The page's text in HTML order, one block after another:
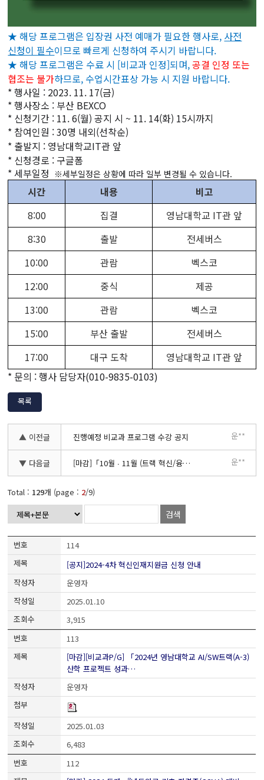
★ 해당 프로그램은 입장권 사전 예매가 필요한 행사로, 사전
신청이 필수이므로 빠르게 신청하여 주시기 바랍니다.
★ 해당 프로그램은 수료 시 [비교과 인정]되며,공결 인정 또는
협조는 불가하므로, 수업시간표상 가능 시 지원 바랍니다.
*행사일 : 2023. 11. 17(금)
*행사장소 : 부산 BEXCO
* 신청기간 : 11. 6(월) 공지 시 ~ 11. 14(화) 15시까지
* 참여인원 : 30명 내외(선착순)
* 출발지 : 영남대학교IT관 앞
* 신청경로 : 구글폼
*세부일정 ※세부일정은 상황에 따라 일부 변경될 수 있습니다.
시간 내용
비고
8:00
집결
영남대학교 IT관 앞
8:30
출발
전세버스
10:00
관람
벡스코
12:00
중식
제공
13:00
관람
벡스코
15:00
부산 출발
전세버스
17:00
대구 도착
영남대학교 IT관 앞
* 문의 : 행사 담당자(010-9835-0103)
목록
▲ 이전글 진행예정 비교과 프로그램 수강 공지 운**
▼ 다음글 [마감]「10월 ∙ 11월 (트랙 혁신/융합 인재 대상) 취∙창업 컨설팅」 운**
Total : 129개 (page : 2/9)
검색
114
[공지]2024-4차 혁신인재지원금 신청 안내
운영자
2025.01.10
3,915
113
[마감][비교과P/G] 「2024년 영남대학교 AI/SW트랙(A-3)
산학 프로젝트 성과…
운영자
2025.01.03
6,483
112